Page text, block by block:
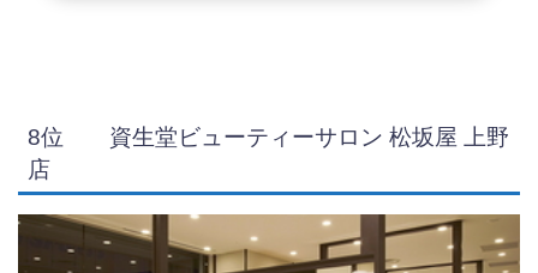
8位 資生堂ビューティーサロン 松坂屋 上野
店